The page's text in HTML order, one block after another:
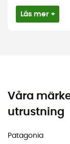
Läs mer +
Våra
utrustning
Patagonia